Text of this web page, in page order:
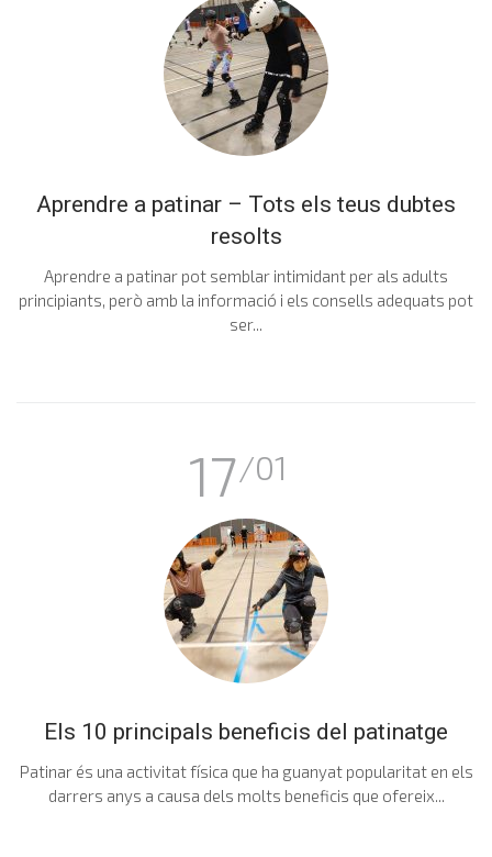
Aprendre a patinar – Tots els teus dubtes
resolts
Aprendre a patinar pot semblar intimidant per als adults
principiants, però amb la informació i els consells adequats pot
ser...
17/01
Els 10 principals beneficis del patinatge
Patinar és una activitat física que ha guanyat popularitat en els
darrers anys a causa dels molts beneficis que ofereix...